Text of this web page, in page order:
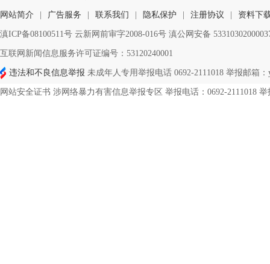
网站简介 广告服务 联系我们 隐私保护 注册协议 资料下
滇ICP备08100511号 云新网前审字2008-016号 滇公网安备
互联网新闻信息服务许可证编号：53120240001
违法和不良信息举报 未成年人专用举报电话 0692-2111018 举报邮箱：
网站安全证书 涉网络暴力有害信息举报专区 举报电话：0692-2111018 举